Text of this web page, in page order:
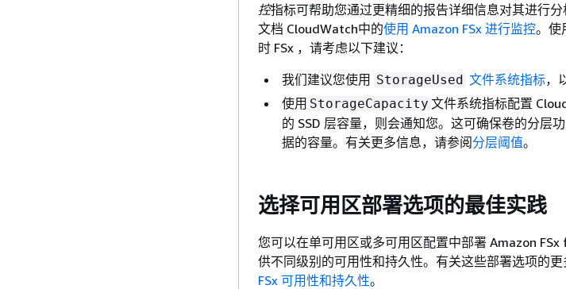
控指标可帮助您通过更精细的报告详细信息对其进行
文档 CloudWatch中的使用 Amazon FSx 进行监控。使
时 FSx ，请考虑以下建议：
我们建议您使用 StorageUsed 文件系统指标，
使用 StorageCapacity 文件系统指标配置
的 SSD 层容量，则会通知您。这可确保卷的分层
据的容量。有关更多信息，请参阅分层阈值。
选择可用区部署选项的最佳实践
您可以在单可用区或多可用区配置中部署 Amazon
供不同级别的可用性和持久性。有关这些部署选项的
FSx 可用性和持久性。